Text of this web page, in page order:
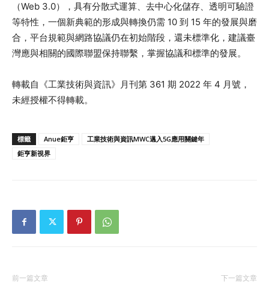
（Web 3.0），具有分散式運算、去中心化儲存、透明可驗證
等特性，一個新典範的形成與轉換仍需 10 到 15 年的發展與磨
合，平台規範與網路協議仍在初始階段，還未標準化，建議臺
灣應與相關的國際聯盟保持聯繫，掌握協議和標準的發展。
轉載自《工業技術與資訊》月刊第 361 期 2022 年 4 月號，
未經授權不得轉載。
標籤 Anue鉅亨
工業技術與資訊MWC邁入5G應用關鍵年
鉅亨新視界
前一篇文章 下一篇文章